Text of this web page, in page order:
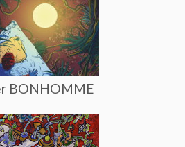
BONHOMME